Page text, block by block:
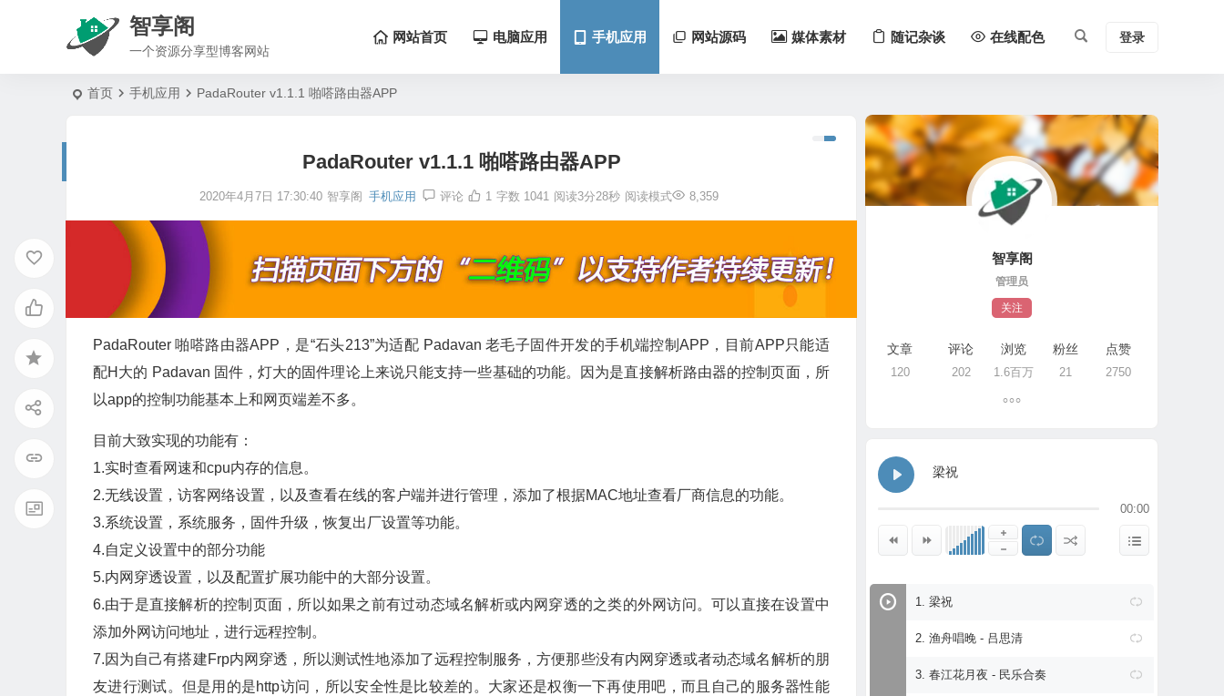
智享阁
一个资源分享型博客网站
网站首页 电脑应用 手机应用 网站源码 媒体素材 随记杂谈 在线配色 登录
首页 手机应用 PadaRouter v1.1.1 啪嗒路由器APP
PadaRouter v1.1.1 啪嗒路由器APP
2020年4月7日 17:30:40 智享阁 手机应用 评论 8,359
1 字数 1041 阅读3分28秒 阅读模式
PadaRouter 啪嗒路由器APP，是“石头213”为适配 Padavan 老毛子固件开发的手机端控制APP，目前APP只能适
配H大的 Padavan 固件，灯大的固件理论上来说只能支持一些基础的功能。因为是直接解析路由器的控制页面，所
以app的控制功能基本上和网页端差不多。
目前大致实现的功能有：
1.实时查看网速和cpu内存的信息。
2.无线设置，访客网络设置，以及查看在线的客户端并进行管理，添加了根据MAC地址查看厂商信息的功能。
3.系统设置，系统服务，固件升级，恢复出厂设置等功能。
4.自定义设置中的部分功能
5.内网穿透设置，以及配置扩展功能中的大部分设置。
6.由于是直接解析的控制页面，所以如果之前有过动态域名解析或内网穿透的之类的外网访问。可以直接在设置中
添加外网访问地址，进行远程控制。
7.因为自己有搭建Frp内网穿透，所以测试性地添加了远程控制服务，方便那些没有内网穿透或者动态域名解析的朋
友进行测试。但是用的是http访问，所以安全性是比较差的。大家还是权衡一下再使用吧，而且自己的服务器性能
智享阁
管理员
关注
文章
120
评论
202
浏览
1.6百万
粉丝
21
点赞
2750
梁祝
00:00
1. 梁祝
2. 渔舟唱晚 - 吕思清
3. 春江花月夜 - 民乐合奏